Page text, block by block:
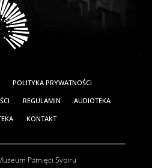
POLITYKA PRYWATNOŚCI
REGULAMIN
AUDIOTEKA
KONTAKT
Pamięci Sybiru